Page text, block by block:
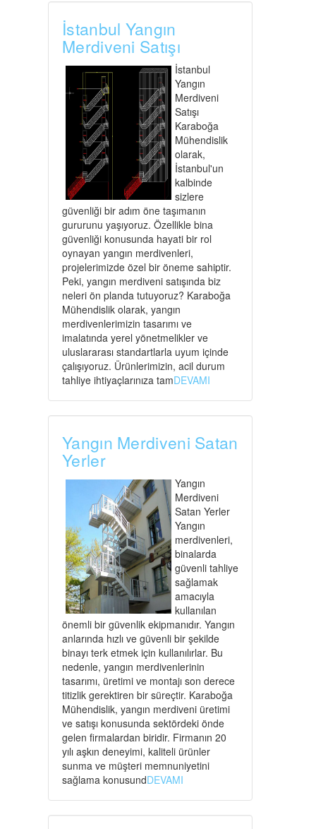
İstanbul Yangın
Merdiveni Satışı
İstanbul
Yangın
Merdiveni
Satışı
Karaboğa
Mühendislik
olarak,
İstanbul'un
kalbinde
sizlere
güvenliği bir adım öne taşımanın
gururunu yaşıyoruz. Özellikle bina
güvenliği konusunda hayati bir rol
oynayan yangın merdivenleri,
projelerimizde özel bir öneme sahiptir.
Peki, yangın merdiveni satışında biz
neleri ön planda tutuyoruz? Karaboğa
Mühendislik olarak, yangın
merdivenlerimizin tasarımı ve
imalatında yerel yönetmelikler ve
uluslararası standartlarla uyum içinde
çalışıyoruz. Ürünlerimizin, acil durum
tahliye ihtiyaçlarınıza tamDEVAMI
Yangın Merdiveni Satan
Yerler
Yangın
Merdiveni
Satan Yerler
Yangın
merdivenleri,
binalarda
güvenli tahliye
sağlamak
amacıyla
kullanılan
önemli bir güvenlik ekipmanıdır. Yangın
anlarında hızlı ve güvenli bir şekilde
binayı terk etmek için kullanılırlar. Bu
nedenle, yangın merdivenlerinin
tasarımı, üretimi ve montajı son derece
titizlik gerektiren bir süreçtir. Karaboğa
Mühendislik, yangın merdiveni üretimi
ve satışı konusunda sektördeki önde
gelen firmalardan biridir. Firmanın 20
yılı aşkın deneyimi, kaliteli ürünler
sunma ve müşteri memnuniyetini
sağlama konusundDEVAMI